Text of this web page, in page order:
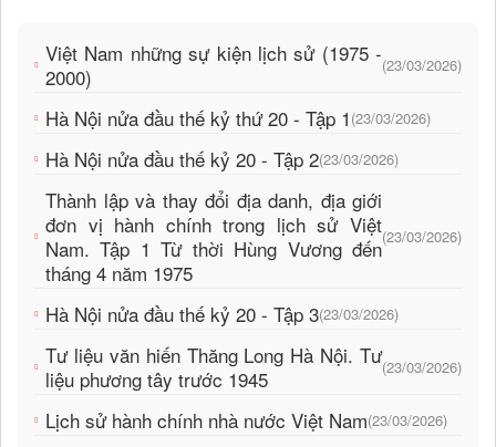
Việt Nam những sự kiện lịch sử (1975 -
2000)
(23/03/2026)
Hà Nội nửa đầu thế kỷ thứ 20 - Tập 1 (23/03/2026)
Hà Nội nửa đầu thế kỷ 20 - Tập 2(23/03/2026)
Thành lập và thay đổi địa danh, địa giới
đơn vị hành chính trong lịch sử Việt
Nam. Tập 1 Từ thời Hùng Vương đến
tháng 4 năm 1975
(23/03/2026)
Hà Nội nửa đầu thế kỷ 20 - Tập 3(23/03/2026)
Tư liệu văn hiến Thăng Long Hà Nội. Tư
liệu phương tây trước 1945
(23/03/2026)
Lịch sử hành chính nhà nước Việt Nam(23/03/2026)